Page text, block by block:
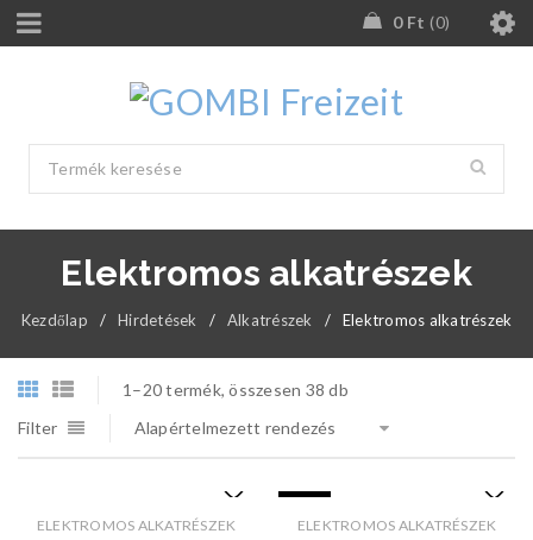
0 Ft 0
Elektromos alkatrészek
Kezdőlap / Hirdetések / Alkatrészek / Elektromos alkatrészek
1–20 termék, összesen 38 db
Filter
Alapértelmezett rendezés
ELEKTROMOS ALKATRÉSZEK ELEKTROMOS ALKATRÉSZEK